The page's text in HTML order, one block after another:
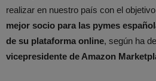
realizar en nuestro país con el
mejor socio para las pymes
de su plataforma online, según ha
vicepresidente de Amazon